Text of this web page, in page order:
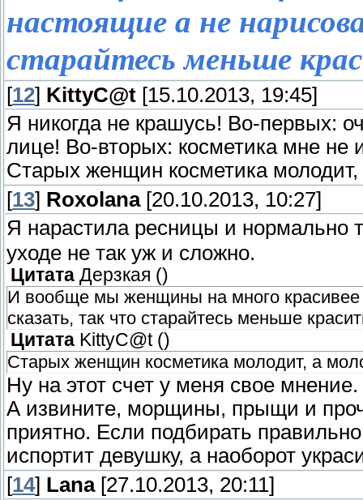
настоящие а не
старайтесь меньше
[12] KittyC@t [15.10.2013, 19:45]
Я никогда не крашусь! Во-первых:
лице! Во-вторых: косметика мне не
Старых женщин косметика
[13] Roxolana[20.10.2013, 10:27]
Я нарастила ресницы и нормально
уходе не так уж и сложно.
Цитата Дерзкая ()
И вообще мы женщины на много красивее
сказать, так что старайтесь меньше
Цитата KittyC@t()
Старых женщин косметика молодит, а
Ну на этот счет у меня свое
А извините, морщины, прыщи и
приятно. Если подбирать
испортит девушку, а наоборот
[14] Lana[27.10.2013, 20:11]